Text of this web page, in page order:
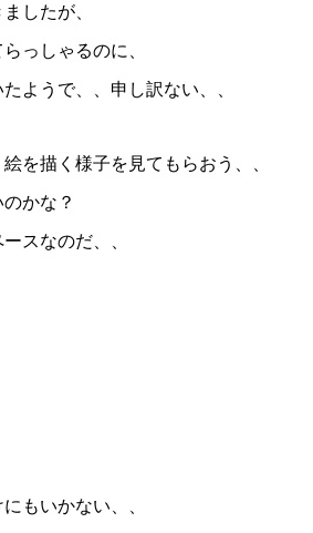
したが、
っしゃるのに、
ようで、、申し訳ない、、
描く様子を見てもらおう、、
かな？
スなのだ、、
もいかない、、